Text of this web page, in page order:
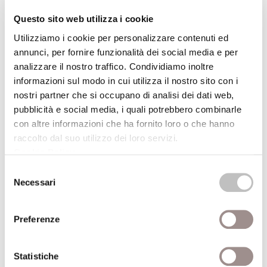
Questo sito web utilizza i cookie
Utilizziamo i cookie per personalizzare contenuti ed
annunci, per fornire funzionalità dei social media e per
analizzare il nostro traffico. Condividiamo inoltre
informazioni sul modo in cui utilizza il nostro sito con i
nostri partner che si occupano di analisi dei dati web,
pubblicità e social media, i quali potrebbero combinarle
con altre informazioni che ha fornito loro o che hanno
raccolto dal suo utilizzo dei loro servizi.
delNecessari
Preferenze
Statistiche
Borghi (Biblioteca comunale di Maranello, Mabic)
Un meraviglioso nascondino filosofico , a cura di
Giorgio Borghi (Biblioteca comunale “Irene
Bernardini” di San Possidonio)
Bello e brutto, a cura di Emma Nanetti (Biblioteca
dei ragazzi Leontine di Sassuolo)
Incontrare l’infinito , a cura di Ilaria Rodella
(Biblioteca “Delfini” di Modena)
comunale “Francesco Selmi” di Vignola, Auris)
L’essere umano e il tagliacarte
, a cura di Giorgio
Novi di Modena)
comunale di Medolla, Centro culturale di